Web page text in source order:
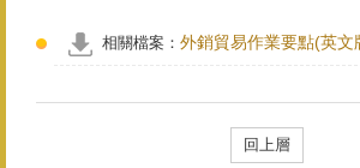
相關檔案： 外銷貿易作業要點(英文
回上層